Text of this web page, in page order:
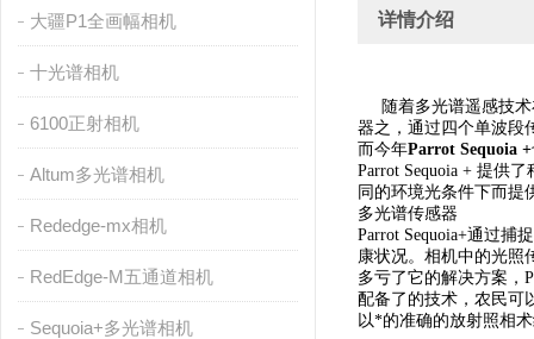
大疆P1全画幅相机
十光谱相机
6100正射相机
Altum多光谱相机
Rededge-mx相机
RedEdge-M五通道相机
Sequoia+多光谱相机
详情介绍
随着多光谱遥感技
器之，通过四个单波段
而今年Parrot Sequoia +
Parrot Sequoia + 提供
同的环境光条件下而提
多光谱传感器
Parrot Sequoia+通过捕
康状况。相机中的光照
多亏了它的解决方案，
配备了的技术，农民可
以*的准确的放射照相